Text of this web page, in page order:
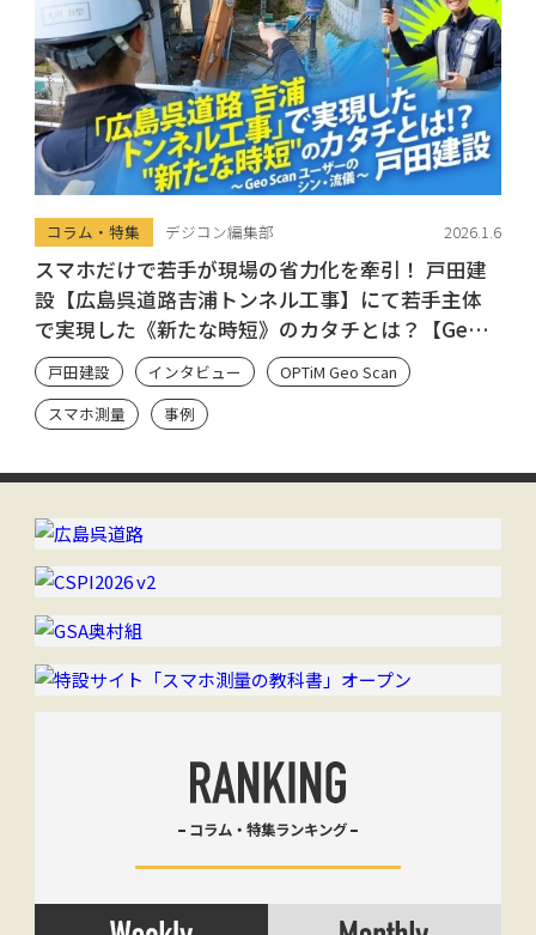
コラム・特集 デジコン編集部 2026.1.6
スマホだけで若手が現場の省力化を牽引！ 戸田建
設【広島呉道路吉浦トンネル工事】にて若手主体
で実現した《新たな時短》のカタチとは？【Geo
Scan ユーザーのシン・流儀】
戸田建設 インタビュー
OPTiM Geo Scan
スマホ測量
事例
コラム・特集ランキング